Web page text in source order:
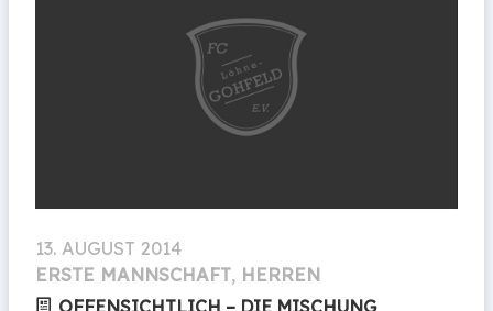
13. AUGUST 2014
ERSTE MANNSCHAFT, HERREN
OFFENSICHTLICH – DIE MISCHUNG